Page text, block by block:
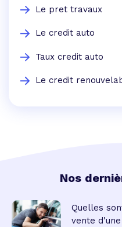
Le pret travaux
Le credit auto
Taux credit auto
Le credit
Nos
Quelles
vente